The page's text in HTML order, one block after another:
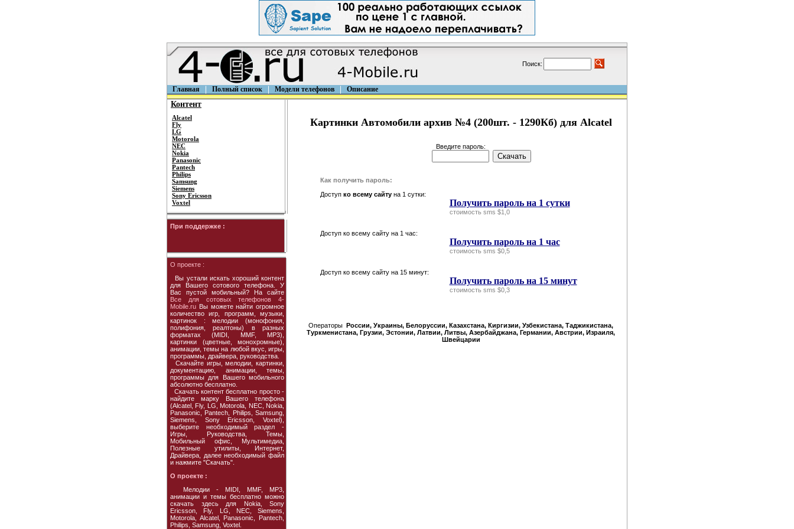
Поиск:
Главная Полный список Модели телефонов Описание
Контент
Alcatel
Fly
LG
Motorola
NEC
Nokia
Panasonic
Pantech
Philips
Samsung
Siemens
Sony Ericsson
Voxtel
При поддержке :
О проекте :
Вы устали искать хороший контент
для Вашего сотового телефона. У
Вас пустой мобильный? На сайте
Все для сотовых телефонов 4-
Mobile.ru Вы можете найти огромное
количество игр, программ, музыки,
картинок : мелодии (монофония,
полифония, реалтоны) в разных
форматах (MIDI, MMF, MP3),
картинки (цветные, монохромные),
анимации, темы на любой вкус, игры,
программы, драйвера, руководства.
Скачайте игры, мелодии, картинки,
документацию, анимации, темы,
программы для Вашего мобильного
абсолютно бесплатно.
Скачать контент бесплатно просто -
найдите марку Вашего телефона
(Alcatel, Fly, LG, Motorola, NEC, Nokia,
Panasonic, Pantech, Philips, Samsung,
Siemens, Sony Ericsson, Voxtel),
выберите необходимый раздел -
Игры, Руководства, Темы,
Мобильный офис, Мультимедиа,
Полезные утилиты, Интернет,
Драйвера, далее необходимый файл
и нажмите "Скачать".
О проекте :
Мелодии - MIDI, MMF, MP3,
анимации и темы бесплатно можно
скачать здесь для Nokia, Sony
Ericsson, Fly, LG, NEC, Siemens,
Motorola, Alcatel, Panasonic, Pantech,
Philips, Samsung, Voxtel.
Картинки Автомобили архив №4 (200шт. - 1290Кб) для Alcatel
Введите пароль:
Как получить пароль:
Доступ ко всему сайтуна 1 сутки:
Получить пароль на 1 сутки
стоимость sms $1,0
Доступ ко всему сайту на 1 час:
Получить пароль на 1 час
стоимость sms $0,5
Доступ ко всему сайту на 15 минут:
Получить пароль на 15 минут
стоимость sms $0,3
Операторы России, Украины, Белорусcии, Казахстана, Киргизии, Узбекистана, Таджикистана,
Туркменистана, Грузии, Эстонии, Латвии, Литвы, Азербайджана, Германии, Австрии, Израиля,
Швейцарии